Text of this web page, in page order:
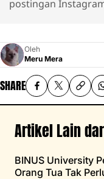
postingan
Oleh
Meru Mera
SHARE
Artikel Lain
BINUS University
Orang Tua Tak